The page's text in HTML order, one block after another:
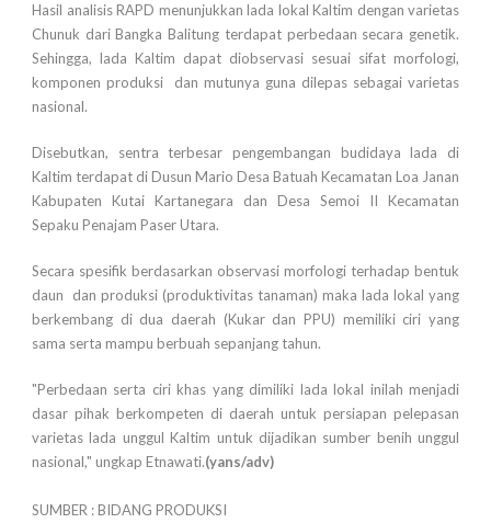
Hasil analisis RAPD menunjukkan lada lokal Kaltim dengan varietas
Chunuk dari Bangka Balitung terdapat perbedaan secara genetik.
Sehingga, lada Kaltim dapat diobservasi sesuai sifat morfologi,
komponen produksi dan mutunya guna dilepas sebagai varietas
nasional.
Disebutkan, sentra terbesar pengembangan budidaya lada di
Kaltim terdapat di Dusun Mario Desa Batuah Kecamatan Loa Janan
Kabupaten Kutai Kartanegara dan Desa Semoi II Kecamatan
Sepaku Penajam Paser Utara.
Secara spesifik berdasarkan observasi morfologi terhadap bentuk
daun dan produksi (produktivitas tanaman) maka lada lokal yang
berkembang di dua daerah (Kukar dan PPU) memiliki ciri yang
sama serta mampu berbuah sepanjang tahun.
"Perbedaan serta ciri khas yang dimiliki lada lokal inilah menjadi
dasar pihak berkompeten di daerah untuk persiapan pelepasan
varietas lada unggul Kaltim untuk dijadikan sumber benih unggul
nasional," ungkap Etnawati.(yans/adv)
SUMBER : BIDANG PRODUKSI